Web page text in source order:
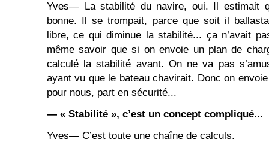
Yves― La stabilité du navire, oui. Il estimait
bonne. Il se trompait, parce que soit il
libre, ce qui diminue la stabilité... ça n’avait
même savoir que si on envoie un plan de
calculé la stabilité avant. On ne va pas
ayant vu que le bateau chavirait. Donc on
pour nous, part en sécurité...
― « Stabilité », c’est un concept compliqué...
Yves― C’est toute une chaîne de calculs.